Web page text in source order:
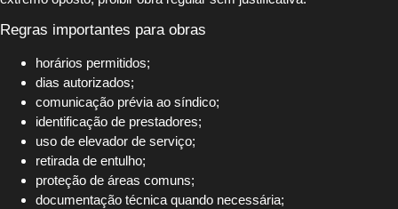
Regras importantes para obras
horários permitidos;
dias autorizados;
comunicação prévia ao síndico;
identificação de prestadores;
uso de elevador de serviço;
retirada de entulho;
proteção de áreas comuns;
documentação técnica quando necessária;